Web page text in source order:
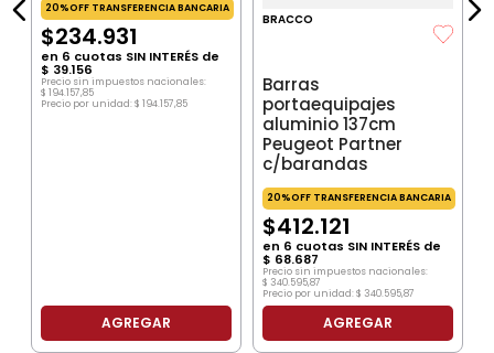
20%OFF TRANSFERENCIA BANCARIA
$234.931
en 6 cuotas SIN INTERÉS de
$ 39.156
Precio sin impuestos nacionales:
$ 194.157,85
Precio por unidad:$ 194.157,85
AGREGAR
BRACCO
Barras
portaequipajes
aluminio 137cm
Peugeot Partner
c/barandas
20%OFF TRANSFERENCIA BANCARIA
$412.121
en 6 cuotas SIN INTERÉS de
$ 68.687
Precio sin impuestos nacionales:
$ 340.595,87
Precio por unidad:$ 340.595,87
AGREGAR